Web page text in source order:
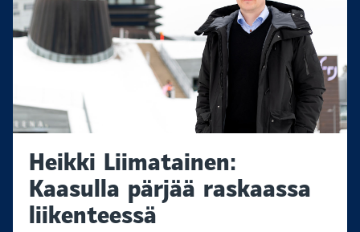
Heikki Liimatainen:
Kaasulla pärjää raskaassa
liikenteessä